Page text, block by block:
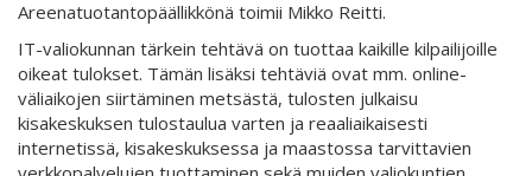
Areenatuotantopäällikkönä toimii Mikko Reitti.
IT-valiokunnan tärkein tehtävä on tuottaa kaikille kilpailijoille
oikeat tulokset. Tämän lisäksi tehtäviä ovat mm. online-
väliaikojen siirtäminen metsästä, tulosten julkaisu
kisakeskuksen tulostaulua varten ja reaaliaikaisesti
internetissä, kisakeskuksessa ja maastossa tarvittavien